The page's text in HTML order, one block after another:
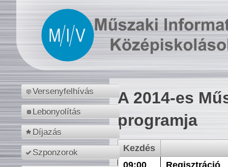
Versenyfelhívás
Lebonyolítás
Díjazás
Szponzorok
A 2014-es
programja
Kezdés
09:00
Regisztráció